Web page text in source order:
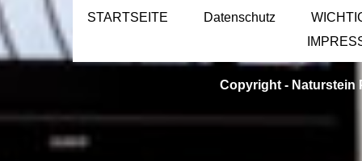
STARTSEITE Datenschutz
Copyright - Naturstein